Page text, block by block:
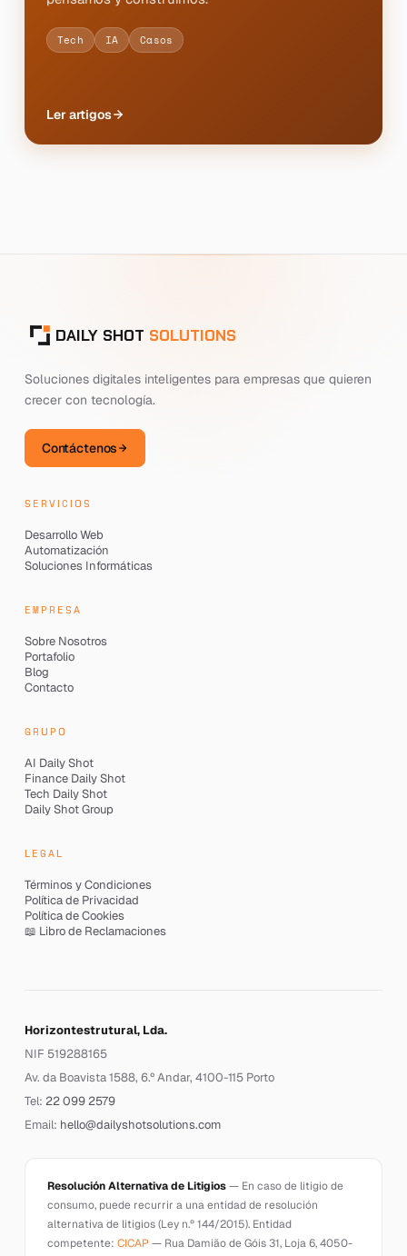
Tech IA Casos
Ler artigos
DAILY SHOT SOLUTIONS
Soluciones digitales inteligentes para empresas que quieren
crecer con tecnología.
Contáctenos
SERVICIOS
Desarrollo Web
Automatización
Soluciones Informáticas
EMPRESA
Sobre Nosotros
Portafolio
Blog
Contacto
GRUPO
AI Daily Shot
Finance Daily Shot
Tech Daily Shot
Daily Shot Group
LEGAL
Términos y Condiciones
Política de Privacidad
Política de Cookies
📖 Libro de Reclamaciones
Horizontestrutural, Lda.
NIF 519288165
Av. da Boavista 1588, 6.º Andar, 4100-115 Porto
Tel: 22 099 2579
Email: hello@dailyshotsolutions.com
Resolución Alternativa de Litigios— En caso de litigio de
consumo, puede recurrir a una entidad de resolución
alternativa de litigios (Ley n.º 144/2015). Entidad
competente: CICAP— Rua Damião de Góis 31, Loja 6, 4050-